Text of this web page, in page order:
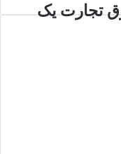
تجارت یک